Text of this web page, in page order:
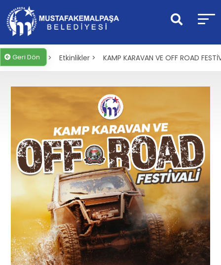
Geri Dön
Anasayfa > Etkinlikler > KAMP KARAVAN VE OFF ROAD